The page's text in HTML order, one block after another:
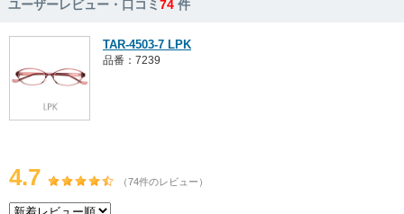
ユーザーレビュー・口コミ74 件
TAR-4503-7 LPK
品番：7239
4.7 （74件のレビュー）